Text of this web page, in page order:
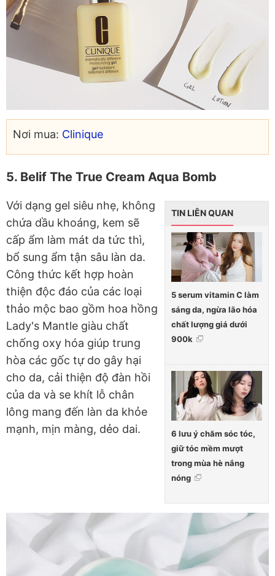
Nơi mua: Clinique
5. Belif The True Cream Aqua Bomb
TIN LIÊN QUAN
5 serum vitamin C làm
sáng da, ngừa lão hóa
chất lượng giá dưới
900k
6 lưu ý chăm sóc tóc,
giữ tóc mềm mượt
trong mùa hè nắng
nóng
Với dạng gel siêu nhẹ, không
chứa dầu khoáng, kem sẽ
cấp ẩm làm mát da tức thì,
bổ sung ẩm tận sâu làn da.
Công thức kết hợp hoàn
thiện độc đáo của các loại
thảo mộc bao gồm hoa hồng
Lady's Mantle giàu chất
chống oxy hóa giúp trung
hòa các gốc tự do gây hại
cho da, cải thiện độ đàn hồi
của da và se khít lỗ chân
lông mang đến làn da khỏe
mạnh, mịn màng, dẻo dai.